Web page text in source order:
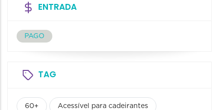
ENTRADA
PAGO
TAG
60+ Acessível para cadeirantes